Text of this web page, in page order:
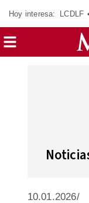
Hoy interesa: LCDLF
10.01.2026/